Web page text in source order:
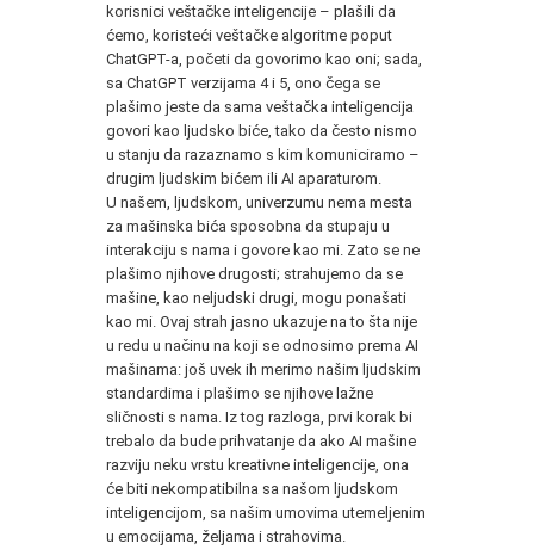
korisnici veštačke inteligencije – plašili da
ćemo, koristeći veštačke algoritme poput
ChatGPT-a, početi da govorimo kao oni; sada,
sa ChatGPT verzijama 4 i 5, ono čega se
plašimo jeste da sama veštačka inteligencija
govori kao ljudsko biće, tako da često nismo
u stanju da razaznamo s kim komuniciramo –
drugim ljudskim bićem ili AI aparaturom.
U našem, ljudskom, univerzumu nema mesta
za mašinska bića sposobna da stupaju u
interakciju s nama i govore kao mi. Zato se ne
plašimo njihove drugosti; strahujemo da se
mašine, kao neljudski drugi, mogu ponašati
kao mi. Ovaj strah jasno ukazuje na to šta nije
u redu u načinu na koji se odnosimo prema AI
mašinama: još uvek ih merimo našim ljudskim
standardima i plašimo se njihove lažne
sličnosti s nama. Iz tog razloga, prvi korak bi
trebalo da bude prihvatanje da ako AI mašine
razviju neku vrstu kreativne inteligencije, ona
će biti nekompatibilna sa našom ljudskom
inteligencijom, sa našim umovima utemeljenim
u emocijama, željama i strahovima.